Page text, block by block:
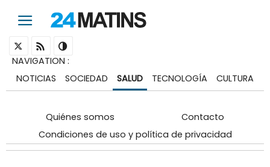
NAVIGATION :
NOTICIAS
SOCIEDAD SALUD TECNOLOGÍA CULTURA
Quiénes somos
Contacto
Condiciones de uso y política de privacidad